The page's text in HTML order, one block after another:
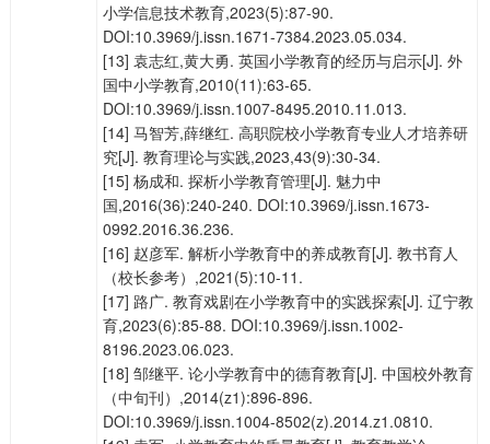
小学信息技术教育,2023(5):87-90.
DOI:10.3969/j.issn.1671-7384.2023.05.034.
[13] 袁志红,黄大勇. 英国小学教育的经历与启示[J]. 外
国中小学教育,2010(11):63-65.
DOI:10.3969/j.issn.1007-8495.2010.11.013.
[14] 马智芳,薛继红. 高职院校小学教育专业人才培养研
究[J]. 教育理论与实践,2023,43(9):30-34.
[15] 杨成和. 探析小学教育管理[J]. 魅力中
国,2016(36):240-240. DOI:10.3969/j.issn.1673-
0992.2016.36.236.
[16] 赵彦军. 解析小学教育中的养成教育[J]. 教书育人
（校长参考）,2021(5):10-11.
[17] 路广. 教育戏剧在小学教育中的实践探索[J]. 辽宁教
育,2023(6):85-88. DOI:10.3969/j.issn.1002-
8196.2023.06.023.
[18] 邹继平. 论小学教育中的德育教育[J]. 中国校外教育
（中旬刊）,2014(z1):896-896.
DOI:10.3969/j.issn.1004-8502(z).2014.z1.0810.